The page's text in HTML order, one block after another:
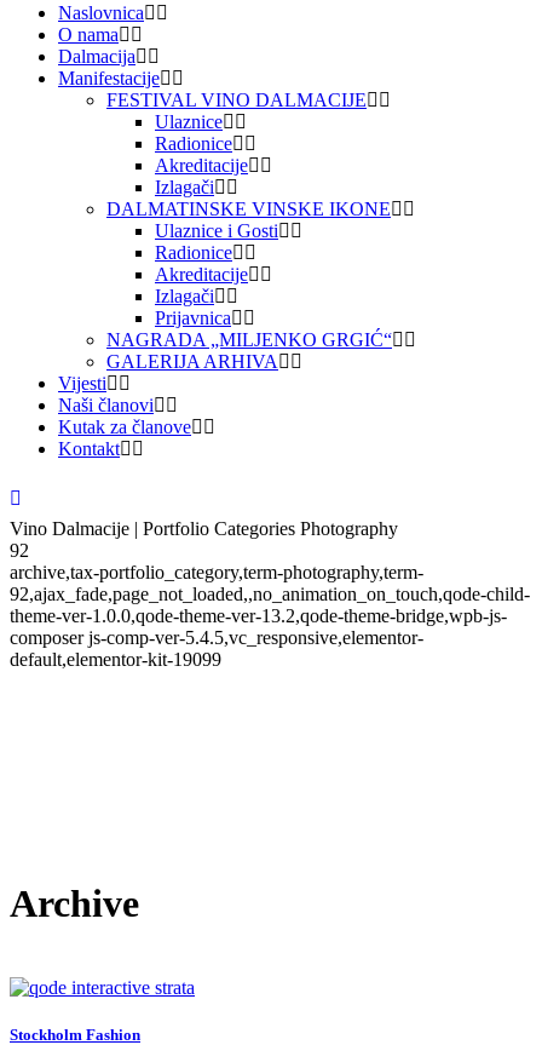
Naslovnica
O nama
Dalmacija
Manifestacije
FESTIVAL VINO DALMACIJE
Ulaznice
Radionice
Akreditacije
Izlagači
DALMATINSKE VINSKE IKONE
Ulaznice i Gosti
Radionice
Akreditacije
Izlagači
Prijavnica
NAGRADA „MILJENKO GRGIĆ“
GALERIJA ARHIVA
Vijesti
Naši članovi
Kutak za članove
Kontakt
Vino Dalmacije | Portfolio Categories Photography
92
archive,tax-portfolio_category,term-photography,term-
92,ajax_fade,page_not_loaded,,no_animation_on_touch,qode-child-
theme-ver-1.0.0,qode-theme-ver-13.2,qode-theme-bridge,wpb-js-
composer js-comp-ver-5.4.5,vc_responsive,elementor-
default,elementor-kit-19099
Archive
Stockholm Fashion